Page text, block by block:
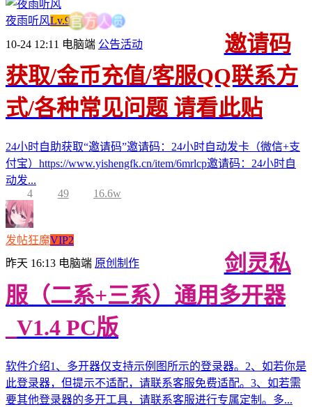
夜雨听风Lv.9官方人员
10-24 12:11 电脑端 公告活动
邀请码
获取/金币充值/客服QQ联系方
式/各种常见问题 请看此贴
24小时自助获取“邀请码”邀请码：24小时自动发卡（微信+支
付宝）https://www.yishengfk.cn/item/6mrlcp邀请码：24小时自
动发...
4
49 16.6w
发帖狂魔VIP2
昨天 16:13 电脑端 原创制作
剑灵私
服（二系+三系）通用多开器
_V1.4 PC版
软件介绍1、多开器仅支持示例图所示的登录器。2、如若你是
此登录器，但提示不适配，请联系客服免费适配。3、如若需
要其他登录器的多开工具，请联系客服进行专属定制。多...